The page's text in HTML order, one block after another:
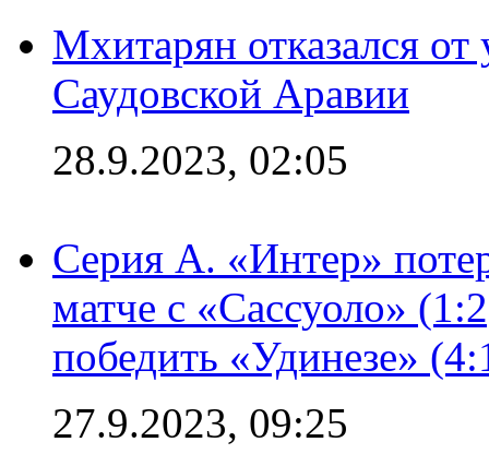
Мхитарян отказался от
Саудовской Аравии
28.9.2023, 02:05
Серия А. «Интер»
матче с «Сассуоло»
победить «Удинезе»
27.9.2023, 09:25